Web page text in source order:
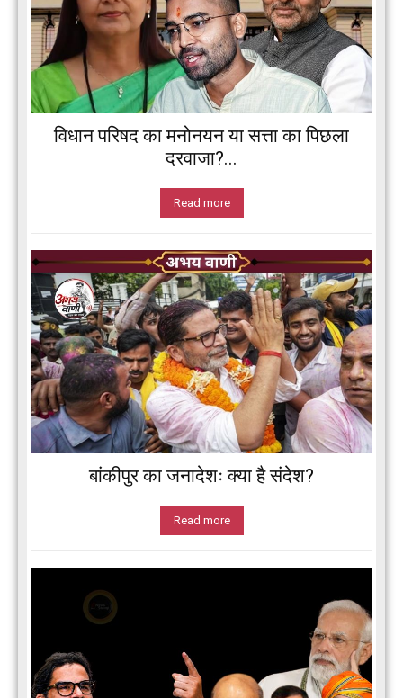
विधान परिषद का मनोनयन या सत्ता का पिछला
दरवाजा?...
Read more
बांकीपुर का जनादेशः क्या है संदेश?
Read more